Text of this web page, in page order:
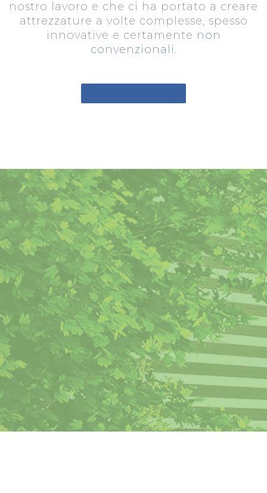
nostro lavoro e che ci ha portato a creare
attrezzature a volte complesse, spesso
innovative e certamente non
convenzionali.